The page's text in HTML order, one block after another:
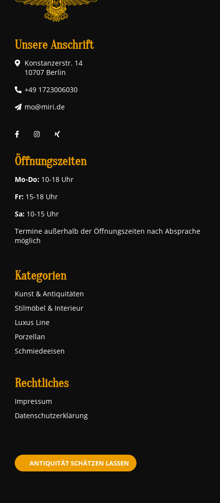
Unsere Anschrift
Konstanzerstr. 14
10707 Berlin
+49 1723006030
mo@miri.de
Öffnungszeiten
Mo-Do: 10-18 Uhr
Fr: 15-18 Uhr
Sa: 10-15 Uhr
Termine außerhalb der Öffnungszeiten nach Absprache
möglich
Kategorien
Kunst & Antiquitäten
Stilmöbel & Interieur
Luxus Line
Porzellan
Schmiedeeisen
Rechtliches
Impressum
Datenschutzerklärung
ANTIQUITÄT SCHÄTZEN LASSEN